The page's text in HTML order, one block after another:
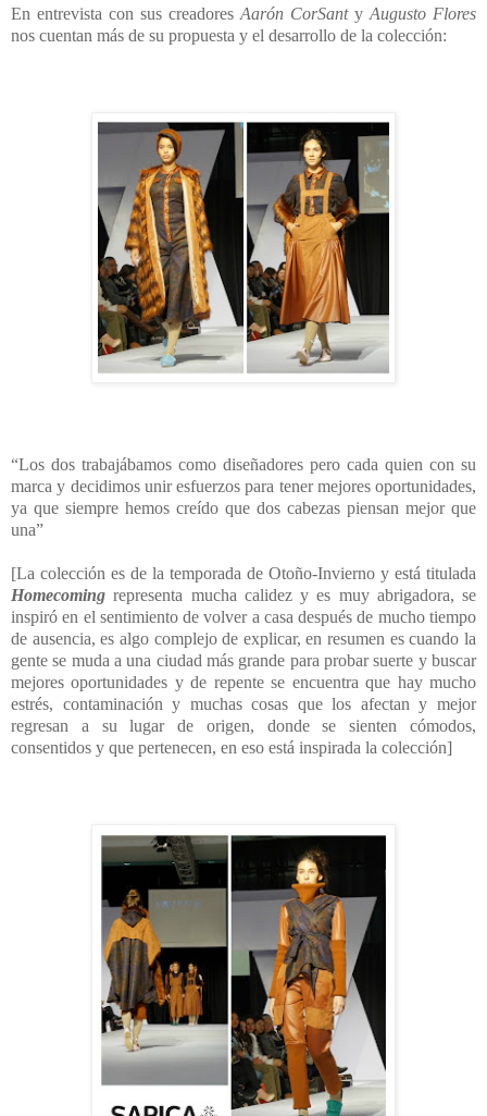
En entrevista con sus creadoresAarón CorSantyAugusto Flores
nos cuentan más de su propuesta y el desarrollo de la colección:
“Los dos trabajábamos como diseñadores pero cada quien con su
marca y decidimos unir esfuerzos para tener mejores oportunidades,
ya que siempre hemos creído que dos cabezas piensan mejor que
una”
[La colección es de la temporada de Otoño-Invierno y está titulada
Homecoming representa mucha calidez y es muy abrigadora, se
inspiró en el sentimiento de volver a casa después de mucho tiempo
de ausencia, es algo complejo de explicar, en resumen es cuando la
gente se muda a una ciudad más grande para probar suerte y buscar
mejores oportunidades y de repente se encuentra que hay mucho
estrés, contaminación y muchas cosas que los afectan y mejor
regresan a su lugar de origen, donde se sienten cómodos,
consentidos y que pertenecen, en eso está inspirada la colección]